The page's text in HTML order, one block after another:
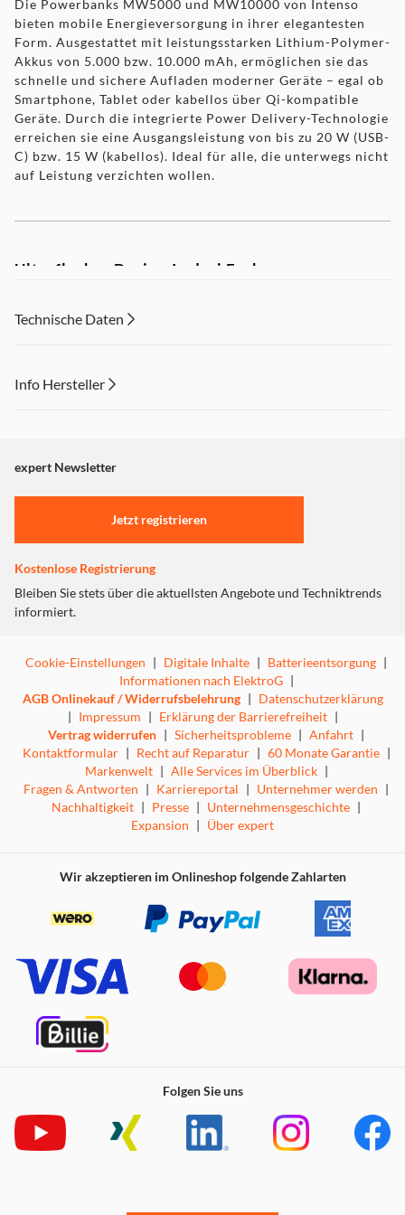
Die Powerbanks MW5000 und MW10000 von Intenso
bieten mobile Energieversorgung in ihrer elegantesten
Form. Ausgestattet mit leistungsstarken Lithium-Polymer-
Akkus von 5.000 bzw. 10.000 mAh, ermöglichen sie das
schnelle und sichere Aufladen moderner Geräte – egal ob
Smartphone, Tablet oder kabellos über Qi-kompatible
Geräte. Durch die integrierte Power Delivery-Technologie
erreichen sie eine Ausgangsleistung von bis zu 20 W (USB-
C) bzw. 15 W (kabellos). Ideal für alle, die unterwegs nicht
auf Leistung verzichten wollen.
Ultraflaches Design.In drei Farben.
Mit ihren ultraflachen Abmessungen (nur 9,5 mm bei der
stilvollem Champagner, Rosé oder Grau erhältlich – und
Alltag. Vier Status-LEDs und eine Funktions-LED
informieren zuverlässig über den aktuellen Ladezustand
und Betriebsmodus.
Technische Daten
Info Hersteller
"Marketing".
Einstellungen anpassen
expert Newsletter
Jetzt registrieren
Kostenlose Registrierung
Bleiben Sie stets über die aktuellsten Angebote und Techniktrends
informiert.
Cookie-Einstellungen | Digitale Inhalte | Batterieentsorgung |
Informationen nach ElektroG |
AGB Onlinekauf / Widerrufsbelehrung | Datenschutzerklärung
| Impressum | Erklärung der Barrierefreiheit |
Vertrag widerrufen | Sicherheitsprobleme | Anfahrt |
Kontaktformular | Recht auf Reparatur | 60 Monate Garantie |
Markenwelt | Alle Services im Überblick |
Fragen & Antworten | Karriereportal | Unternehmer werden |
Nachhaltigkeit | Presse | Unternehmensgeschichte |
Expansion | Über expert
Wir akzeptieren im Onlineshop folgende Zahlarten
Folgen Sie uns